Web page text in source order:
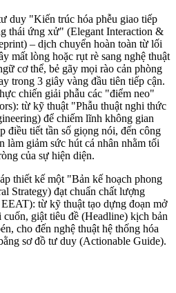
duy "Kiến trúc hóa phễu giao tiếp
thái ứng xử" (Elegant Interaction &
– dịch chuyển hoàn toàn từ lối
mất lòng hoặc rụt rè sang nghệ thuật
cơ thể, bẻ gãy mọi rào cản phòng
trong 3 giây vàng đầu tiên tiếp cận.
chiến giải phẫu các "điểm neo"
từ kỹ thuật "Phẫu thuật nghi thức
để chiếm lĩnh không gian
điều tiết tần số giọng nói, đến công
làm giảm sức hút cá nhân nhằm tối
của sự hiện diện.
thiết kế một "Bản kế hoạch phong
Strategy) đạt chuẩn chất lượng
từ kỹ thuật tạo dựng đoạn mở
giật tiêu đề (Headline) kịch bản
cho đến nghệ thuật hệ thống hóa
sơ đồ tư duy (Actionable Guide).